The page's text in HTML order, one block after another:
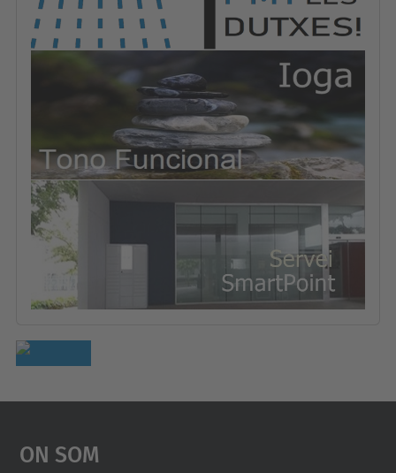
On Som